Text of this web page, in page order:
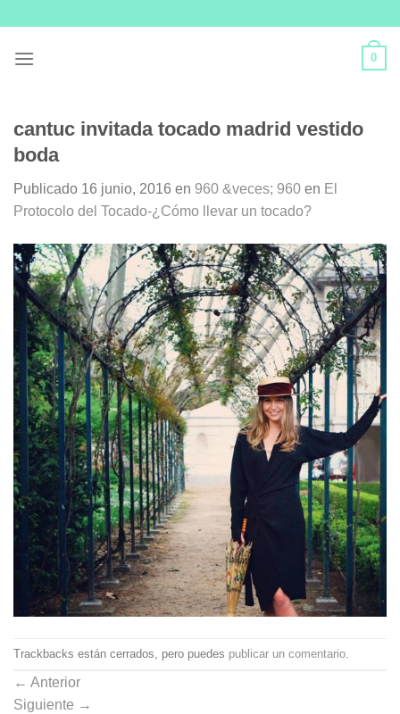
content
0
cantuc invitada tocado madrid vestido
boda
Publicado 16 junio, 2016 en 960 &veces; 960 en El
Protocolo del Tocado-¿Cómo llevar un tocado?
Trackbacks están cerrados, pero puedes publicar un comentario
← Anterior
Siguiente →